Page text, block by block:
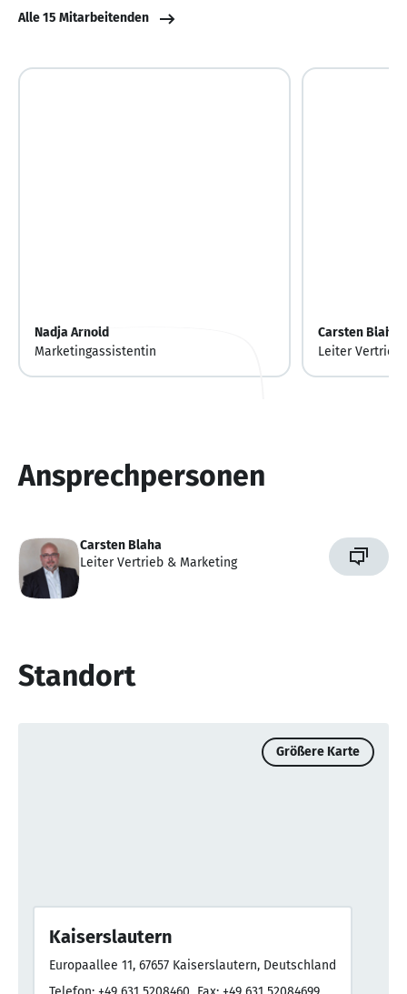
Alle 15 Mitarbeitenden
Nadja Arnold
Marketingassistentin
Carsten Blaha
Leiter Vertrieb
Ansprechpersonen
Carsten Blaha
Leiter Vertrieb & Marketing
Standort
Größere Karte
Kaiserslautern
Europaallee 11, 67657 Kaiserslautern, Deutschland